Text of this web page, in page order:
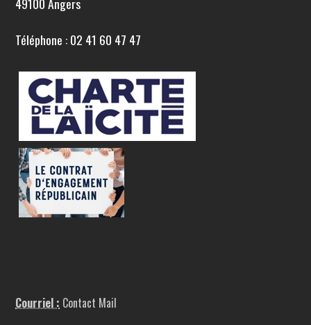
Téléphone : 02 41 60 47 47
Courriel : Contact Mail